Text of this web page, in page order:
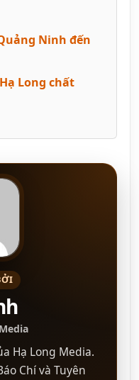
Ninh đến
Long chất
Hạ Long Media.
Chí và Tuyên